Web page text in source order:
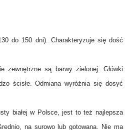
do 150 dni). Charakteryzuje się dość
zewnętrzne są barwy zielonej. Główki
ścisłe. Odmiana wyróżnia się dosyć
białej w Polsce, jest to też najlepsza
na surowo lub gotowana. Nie ma